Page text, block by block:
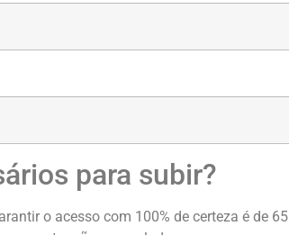
para subir?
o acesso com 100% de certeza é de 65